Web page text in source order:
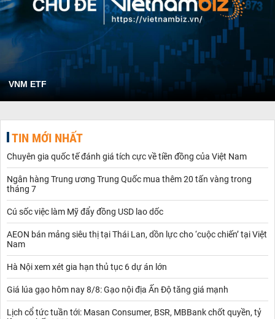
VNM ETF
TIN MỚI NHẤT
Chuyên gia quốc tế đánh giá tích cực về tiền đồng của Việt Nam
Ngân hàng Trung ương Trung Quốc mua thêm 20 tấn vàng trong
tháng 7
Cú sốc việc làm Mỹ đẩy đồng USD lao dốc
AEON bán mảng siêu thị tại Thái Lan, dồn lực cho ‘cuộc chiến’ tại Việt
Nam
Hà Nội xem xét gia hạn thủ tục 6 dự án lớn
Giá lúa gạo hôm nay 8/8: Gạo nội địa Ấn Độ tăng giá mạnh
Lịch cổ tức tuần tới: Masan Consumer, BSR, MBBank chốt quyền, tỷ